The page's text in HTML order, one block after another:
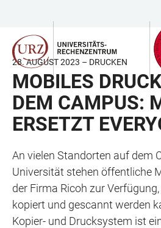
LINKS
ZUR
BARRIEREFREIHEIT
HAUPTINHALT
ÖFFNEN
ÖFFNEN
28. AUGUST 2023 – DRUCKEN
MOBILES
DEM CAMPUS:
ERSETZT
An vielen Standorten auf dem
Universität stehen öffentliche
der Firma Ricoh zur
kopiert und gescannt werden
Kopier- und Drucksystem ist